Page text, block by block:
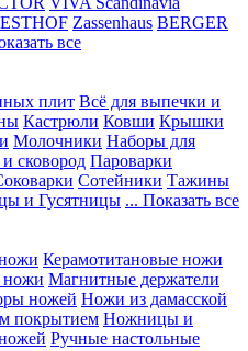
Zassenhaus BERGER
все
плит Всё для выпечки и
Кастрюли Ковши Крышки
Молочники Наборы для
сковород Пароварки
Сотейники Тажины
и Гусятницы ... Показать все
Керамотитановые ножи
ножи Магнитные держатели
ножей Ножи из дамасской
покрытием Ножницы и
Ручные настольные